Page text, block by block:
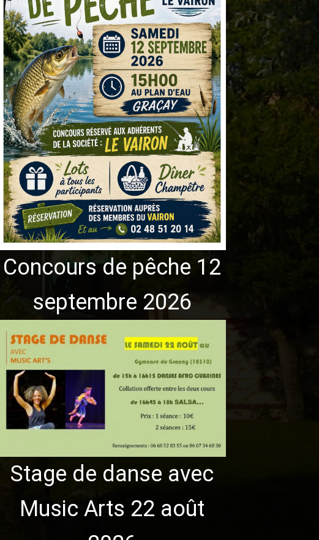
Concours de pêche 12
septembre 2026
Stage de danse avec
Music Arts 22 août